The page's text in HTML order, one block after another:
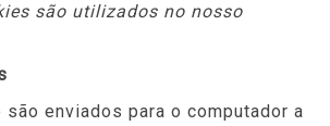
são utilizados no nosso
são enviados para o computador a